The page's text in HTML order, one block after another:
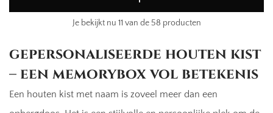
Je bekijkt nu 11 van de 58 producten
gepersonaliseerde houten kist
– een memorybox vol betekenis
Een houten kist met naam is zoveel meer dan een